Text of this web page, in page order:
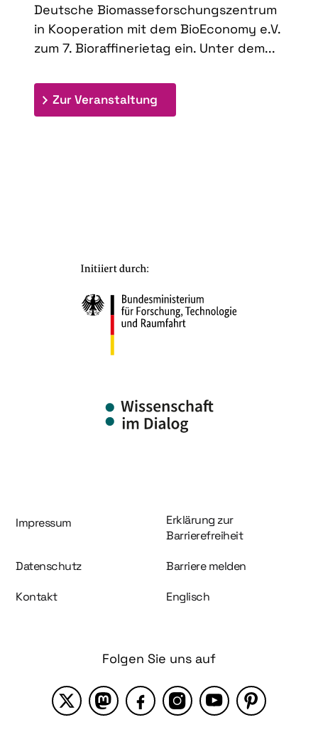
Deutsche Biomasseforschungszentrum
in Kooperation mit dem BioEconomy e.V.
zum 7. Bioraffinerietag ein. Unter dem...
Zur Veranstaltung
Information und Service
Impressum
Erklärung zur
Barrierefreiheit
Datenschutz Barriere melden
Kontakt Englisch
Folgen Sie uns auf